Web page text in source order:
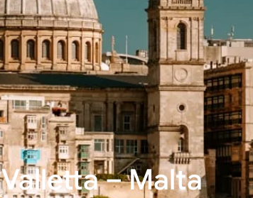
Valletta – Malta